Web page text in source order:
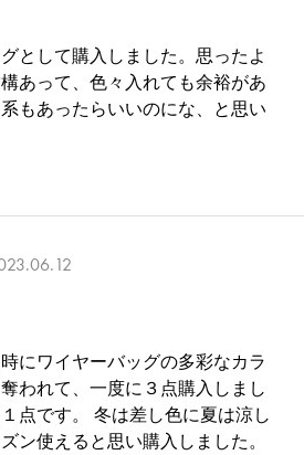
として購入しました。思ったよ
あって、色々入れても余裕があ
もあったらいいのにな、と思い
にワイヤーバッグの多彩なカラ
われて、一度に３点購入しまし
点です。 冬は差し色に夏は涼し
ン使えると思い購入しました。